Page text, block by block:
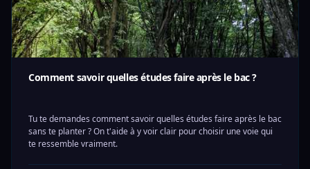
Comment savoir quelles études faire après le bac ?
Tu te demandes comment savoir quelles études faire après le bac
sans te planter ? On t'aide à y voir clair pour choisir une voie qui
te ressemble vraiment.